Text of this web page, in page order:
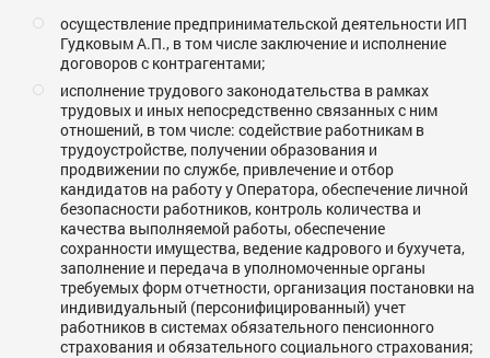
осуществление предпринимательской деятельности ИП
Гудковым А.П., в том числе заключение и исполнение
договоров с контрагентами;
исполнение трудового законодательства в рамках
трудовых и иных непосредственно связанных с ним
отношений, в том числе: содействие работникам в
трудоустройстве, получении образования и
продвижении по службе, привлечение и отбор
кандидатов на работу у Оператора, обеспечение личной
безопасности работников, контроль количества и
качества выполняемой работы, обеспечение
сохранности имущества, ведение кадрового и бухучета,
заполнение и передача в уполномоченные органы
требуемых форм отчетности, организация постановки на
индивидуальный (персонифицированный) учет
работников в системах обязательного пенсионного
страхования и обязательного социального страхования;